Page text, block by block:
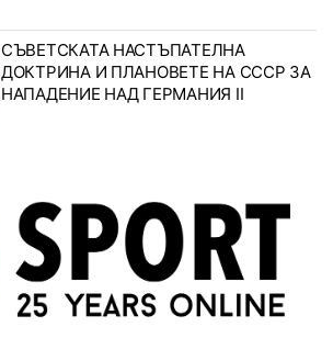
СЪВЕТСКАТА НАСТЪПАТЕЛНА
ДОКТРИНА И ПЛАНОВЕТЕ НА СССР ЗА
НАПАДЕНИЕ НАД ГЕРМАНИЯ II